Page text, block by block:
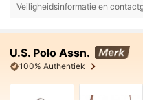
Veiligheidsinformatie en
U.S. Polo Assn.
100% Authentiek